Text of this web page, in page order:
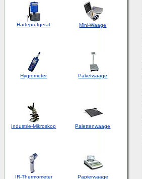
Härteprüfgerät Mini-Waage
Hygrometer Paketwaage
Industrie-Mikroskop Palettenwaage
IR-Thermometer Papierwaage